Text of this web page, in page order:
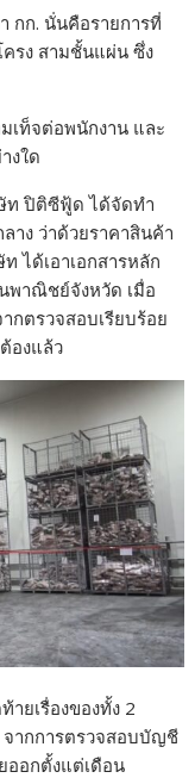
กก. นั่นคือรายการที่
รง สามชั้นแผ่น ซึ่ง
เท็จต่อพนักงาน และ
งใด
ท ปิติซีฟู้ด ได้จัดทำ
ง ว่าด้วยราคาสินค้า
ได้เอาเอกสารหลัก
พาณิชย์จังหวัด เมื่อ
กตรวจสอบเรียบร้อย
องแล้ว
ยเรื่องของทั้ง 2
ากการตรวจสอบบัญชี
ออกตั้งแต่เดือน